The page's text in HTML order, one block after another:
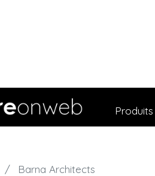
Produits
Barna Architects